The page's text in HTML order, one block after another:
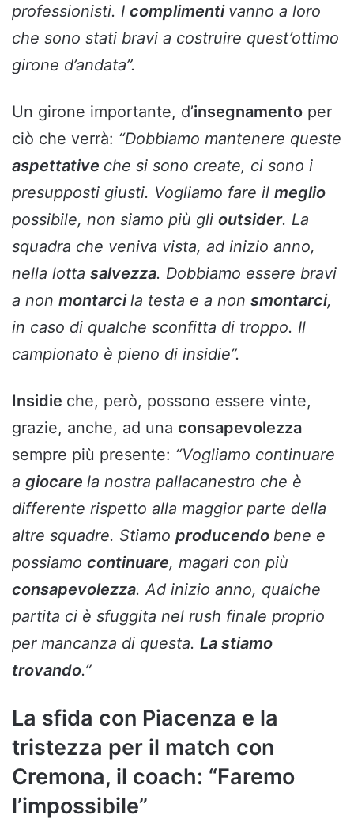
professionisti. I complimenti vanno a loro
che sono stati bravi a costruire quest’ottimo
girone d’andata”.
Un girone importante, d’insegnamento per
ciò che verrà: “Dobbiamo mantenere queste
aspettative che si sono create, ci sono i
presupposti giusti. Vogliamo fare il meglio
possibile, non siamo più gli outsider. La
squadra che veniva vista, ad inizio anno,
nella lotta salvezza. Dobbiamo essere bravi
a non montarcila testa e a non smontarci,
in caso di qualche sconfitta di troppo. Il
campionato è pieno di insidie”.
Insidie che, però, possono essere vinte,
grazie, anche, ad una consapevolezza
sempre più presente: “Vogliamo continuare
a giocare la nostra pallacanestro che è
differente rispetto alla maggior parte della
altre squadre. Stiamo producendo bene e
possiamo continuare, magari con più
consapevolezza. Ad inizio anno, qualche
partita ci è sfuggita nel rush finale proprio
per mancanza di questa. La stiamo
trovando.”
La sfida con Piacenza e la
tristezza per il match con
Cremona, il coach: “Faremo
l’impossibile”